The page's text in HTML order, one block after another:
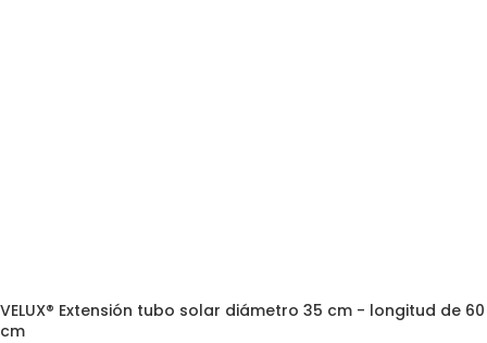
VELUX® Extensión tubo solar diámetro 35 cm - longitud de 60
cm